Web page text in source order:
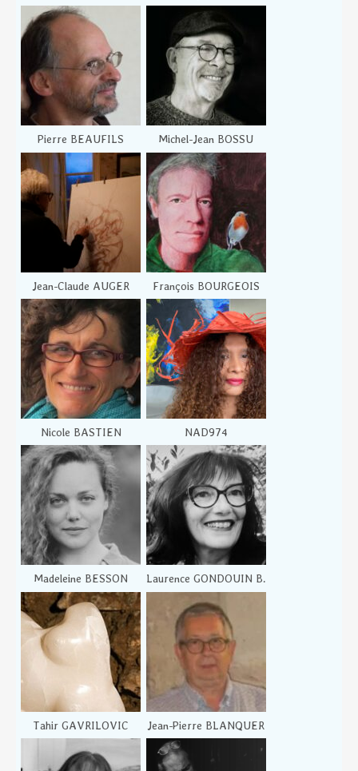
Pierre BEAUFILS Michel-Jean BOSSU
Jean-Claude AUGER François BOURGEOIS
Nicole BASTIEN NAD974
Madeleine BESSON Laurence GONDOUIN B.
Tahir GAVRILOVIC Jean-Pierre BLANQUER